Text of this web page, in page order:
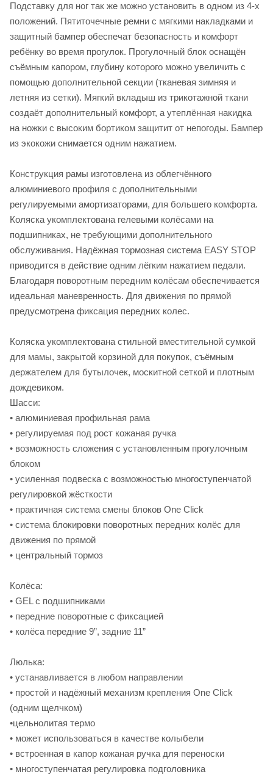
Подставку для ног так же можно установить в одном из 4-х
положений. Пятиточечные ремни с мягкими накладками и
защитный бампер обеспечат безопасность и комфорт
ребёнку во время прогулок. Прогулочный блок оснащён
съёмным капором, глубину которого можно увеличить с
помощью дополнительной секции (тканевая зимняя и
летняя из сетки). Мягкий вкладыш из трикотажной ткани
создаёт дополнительный комфорт, а утеплённая накидка
на ножки с высоким бортиком защитит от непогоды. Бампер
из экокожи снимается одним нажатием.
Конструкция рамы изготовлена из облегчённого
алюминиевого профиля с дополнительными
регулируемыми амортизаторами, для большего комфорта.
Коляска укомплектована гелевыми колёсами на
подшипниках, не требующими дополнительного
обслуживания. Надёжная тормозная система EASY STOP
приводится в действие одним лёгким нажатием педали.
Благодаря поворотным передним колёсам обеспечивается
идеальная маневренность. Для движения по прямой
предусмотрена фиксация передних колес.
Коляска укомплектована стильной вместительной сумкой
для мамы, закрытой корзиной для покупок, съёмным
держателем для бутылочек, москитной сеткой и плотным
дождевиком.
Шасси:
• алюминиевая профильная рама
• регулируемая под рост кожаная ручка
• возможность сложения с установленным прогулочным
блоком
• усиленная подвеска с возможностью многоступенчатой
регулировкой жёсткости
• практичная система смены блоков One Click
• система блокировки поворотных передних колёс для
движения по прямой
• центральный тормоз
Колёса:
• GEL с подшипниками
• передние поворотные с фиксацией
• колёса передние 9”, задние 11”
Люлька:
• устанавливается в любом направлении
• простой и надёжный механизм крепления One Click
(одним щелчком)
•цельнолитая термо
• может использоваться в качестве колыбели
• встроенная в капор кожаная ручка для переноски
• многоступенчатая регулировка подголовника